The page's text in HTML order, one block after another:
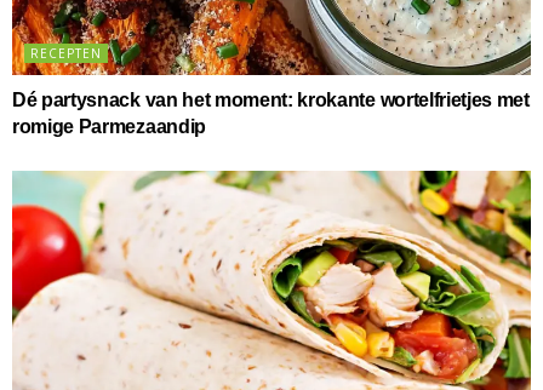
RECEPTEN
Dé partysnack van het moment: krokante wortelfrietjes met
romige Parmezaandip